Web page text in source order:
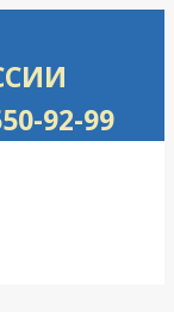
РОССИИ
92-99